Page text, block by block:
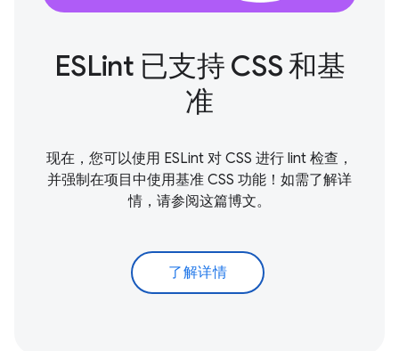
ESLint 已支持 CSS 和基
准
现在，您可以使用 ESLint 对 CSS 进行 lint 检查，
并强制在项目中使用基准 CSS 功能！如需了解详
情，请参阅这篇博文。
了解详情